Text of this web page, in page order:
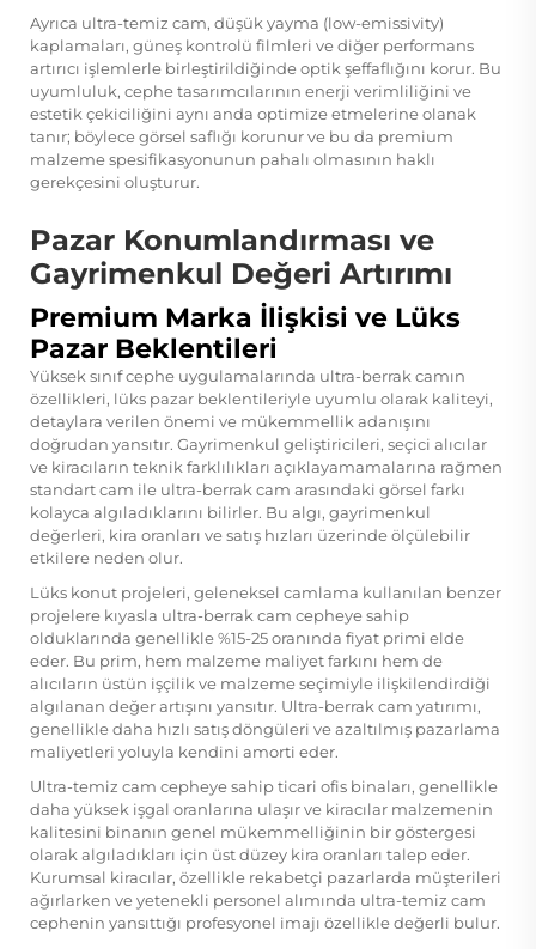
Ayrıca ultra-temiz cam, düşük yayma (low-emissivity)
kaplamaları, güneş kontrolü filmleri ve diğer performans
artırıcı işlemlerle birleştirildiğinde optik şeffaflığını korur. Bu
uyumluluk, cephe tasarımcılarının enerji verimliliğini ve
estetik çekiciliğini aynı anda optimize etmelerine olanak
tanır; böylece görsel saflığı korunur ve bu da premium
malzeme spesifikasyonunun pahalı olmasının haklı
gerekçesini oluşturur.
Pazar Konumlandırması ve
Gayrimenkul Değeri Artırımı
Premium Marka İlişkisi ve Lüks
Pazar Beklentileri
Yüksek sınıf cephe uygulamalarında ultra-berrak camın
özellikleri, lüks pazar beklentileriyle uyumlu olarak kaliteyi,
detaylara verilen önemi ve mükemmellik adanışını
doğrudan yansıtır. Gayrimenkul geliştiricileri, seçici alıcılar
ve kiracıların teknik farklılıkları açıklayamamalarına rağmen
standart cam ile ultra-berrak cam arasındaki görsel farkı
kolayca algıladıklarını bilirler. Bu algı, gayrimenkul
değerleri, kira oranları ve satış hızları üzerinde ölçülebilir
etkilere neden olur.
Lüks konut projeleri, geleneksel camlama kullanılan benzer
projelere kıyasla ultra-berrak cam cepheye sahip
olduklarında genellikle %15-25 oranında fiyat primi elde
eder. Bu prim, hem malzeme maliyet farkını hem de
alıcıların üstün işçilik ve malzeme seçimiyle ilişkilendirdiği
algılanan değer artışını yansıtır. Ultra-berrak cam yatırımı,
genellikle daha hızlı satış döngüleri ve azaltılmış pazarlama
maliyetleri yoluyla kendini amorti eder.
Ultra-temiz cam cepheye sahip ticari ofis binaları, genellikle
daha yüksek işgal oranlarına ulaşır ve kiracılar malzemenin
kalitesini binanın genel mükemmelliğinin bir göstergesi
olarak algıladıkları için üst düzey kira oranları talep eder.
Kurumsal kiracılar, özellikle rekabetçi pazarlarda müşterileri
ağırlarken ve yetenekli personel alımında ultra-temiz cam
cephenin yansıttığı profesyonel imajı özellikle değerli bulur.